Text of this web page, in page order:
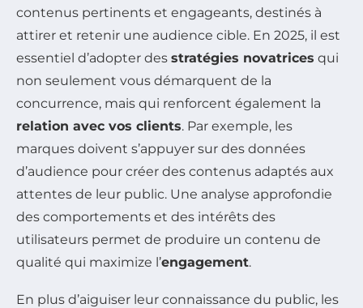
contenus pertinents et engageants, destinés à
attirer et retenir une audience cible. En 2025, il est
essentiel d’adopter des stratégies novatrices qui
non seulement vous démarquent de la
concurrence, mais qui renforcent également la
relation avec vos clients. Par exemple, les
marques doivent s’appuyer sur des données
d’audience pour créer des contenus adaptés aux
attentes de leur public. Une analyse approfondie
des comportements et des intérêts des
utilisateurs permet de produire un contenu de
qualité qui maximize l’engagement.
En plus d’aiguiser leur connaissance du public, les